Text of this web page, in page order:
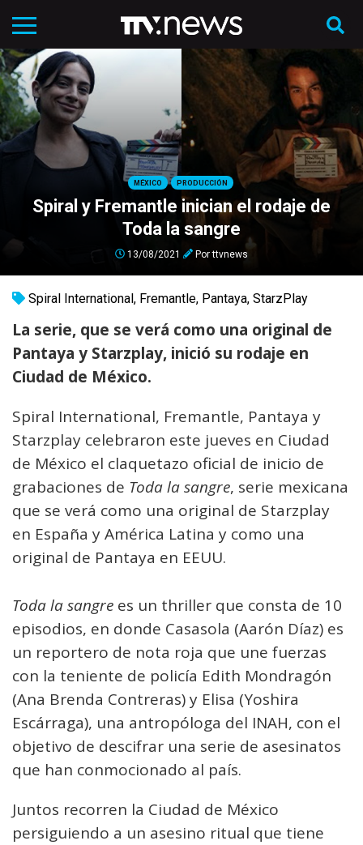
MÉXICO PRODUCCIÓN
Spiral y Fremantle inician el rodaje de
Toda la sangre
13/08/2021 Porttvnews
Spiral International, Fremantle, Pantaya, StarzPlay
La serie, que se verá como una original de
Pantaya y Starzplay, inició su rodaje en
Ciudad de México.
Spiral International, Fremantle, Pantaya y
Starzplay celebraron este jueves en Ciudad
de México el claquetazo oficial de inicio de
grabaciones de Toda la sangre, serie mexicana
que se verá como una original de Starzplay
en España y América Latina y como una
original de Pantaya en EEUU.
Toda la sangre es un thriller que consta de 10
episodios, en donde Casasola (Aarón Díaz) es
un reportero de nota roja que une fuerzas
con la teniente de policía Edith Mondragón
(Ana Brenda Contreras) y Elisa (Yoshira
Escárraga), una antropóloga del INAH, con el
objetivo de descifrar una serie de asesinatos
que han conmocionado al país.
Juntos recorren la Ciudad de México
persiguiendo a un asesino ritual que tiene